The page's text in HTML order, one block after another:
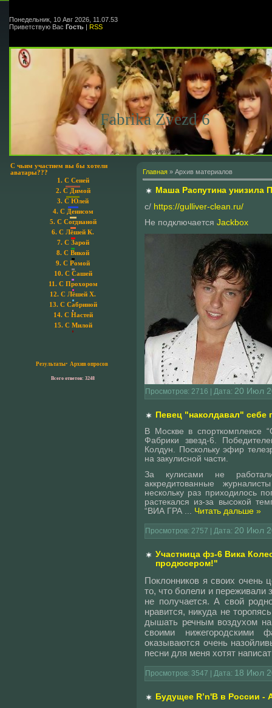
Понедельник, 10 Авг 2026, 11.07.53
Приветствую Вас Гость | RSS
Fabrika Zvezd 6
С чьим участием вы бы хотели
аватары???
1. С Сеней
2. С Димой
3. С Юлей
4. С Денисом
5. С Согдианой
6. С Лёшей К.
7. С Зарой
8. С Викой
9. С Ромой
10. С Сашей
11. С Прохором
12. С Лёшей Х.
13. С Сабриной
14. С Настей
15. С Милой
Результаты· Архив опросов
Всего ответов: 3248
Главная » Архив материалов
Маша Распутина унизила
c/ https://gulliver-clean.ru/
Не подключается Jackbox
Просмотров: 2716 | Дата: 20 Июл
Певец "наколдавал" себе
В Москве в спорткомплексе
Фабрики звезд-6.
Колдун. Поскольку эфир
на закулисной части.
За кулисами не
аккредитованные
нескольку раз приходилось
растекался из-за высокой
“ВИА ГРА
Читать дальше »
Просмотров: 2757 | Дата: 20 Июл
Участница фз-6 Вика
продюсером!"
Поклонников я своих очень
то, что болели и переживали
не получается. А свой
нравится, никуда не
дышать речным воздухом
своими нижегородскими
оказываются очень
песни для меня хотят
Просмотров: 3547 | Дата: 18 Июл
Будущее R’n'B в России -